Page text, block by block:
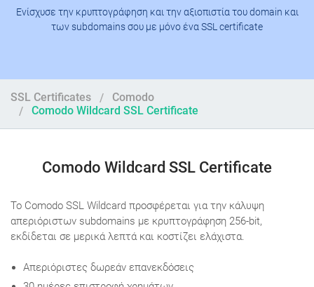
Ενίσχυσε την κρυπτογράφηση και την αξιοπιστία του domain και
των subdomains σου με μόνο ένα SSL certificate
SSL Certificates
Comodo
Comodo Wildcard SSL Certificate
Comodo Wildcard SSL Certificate
To Comodo SSL Wildcard προσφέρεται για την κάλυψη
απεριόριστων subdomains με κρυπτογράφηση 256-bit,
εκδίδεται σε μερικά λεπτά και κοστίζει ελάχιστα.
Aπεριόριστες δωρεάν επανεκδόσεις